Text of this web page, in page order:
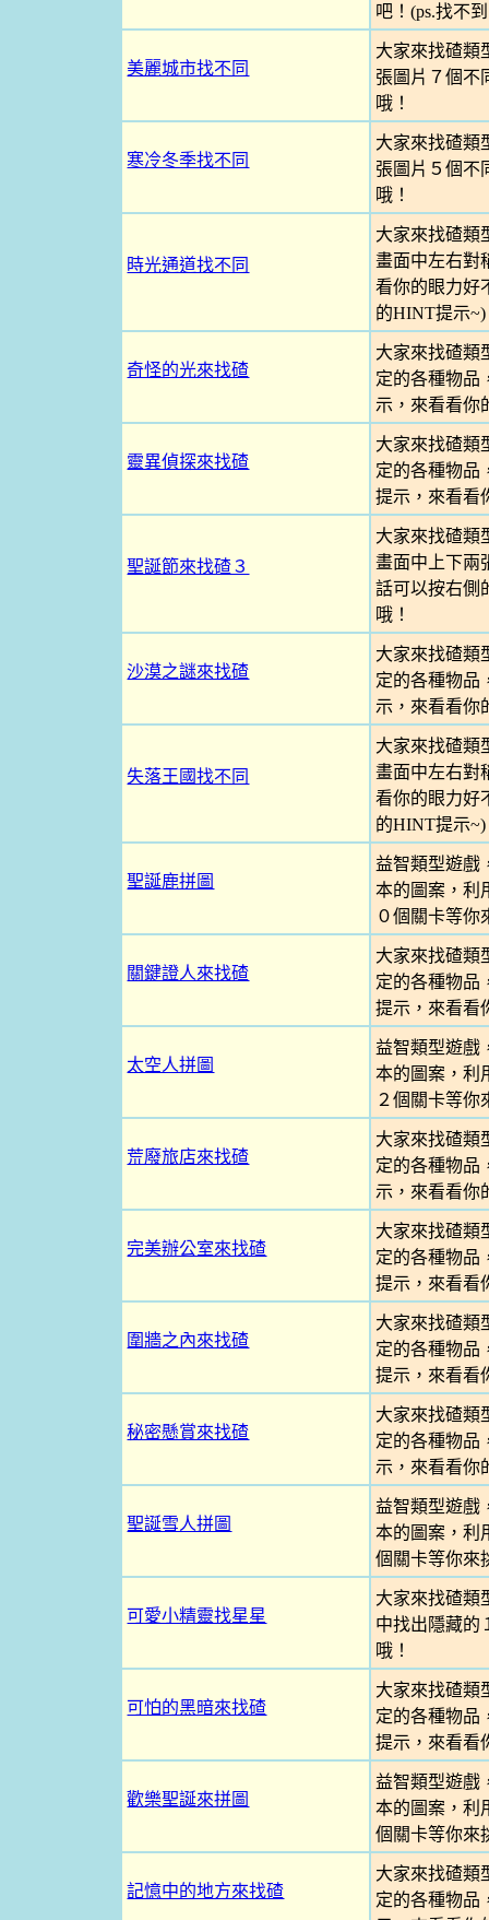
吧！(ps.找不
美麗城市找不同
大家來找碴類
張圖片７個不
哦！
寒冷冬季找不同
大家來找碴類
張圖片５個不
哦！
時光通道找不同
大家來找碴類
畫面中左右對
看你的眼力好
的HINT提示~)
奇怪的光來找碴
大家來找碴類
定的各種物品
示，來看看你
靈異偵探來找碴
大家來找碴類
定的各種物品
提示，來看看
聖誕節來找碴３
大家來找碴類
畫面中上下兩
話可以按右側
哦！
沙漠之謎來找碴
大家來找碴類
定的各種物品
示，來看看你
失落王國找不同
大家來找碴類
畫面中左右對
看你的眼力好
的HINT提示~)
聖誕鹿拼圖
益智類型遊戲
本的圖案，利
０個關卡等你
關鍵證人來找碴
大家來找碴類
定的各種物品
提示，來看看
太空人拼圖
益智類型遊戲
本的圖案，利
２個關卡等你
荒廢旅店來找碴
大家來找碴類
定的各種物品
示，來看看你
完美辦公室來找碴
大家來找碴類
定的各種物品
提示，來看看
圍牆之內來找碴
大家來找碴類
定的各種物品
提示，來看看
秘密懸賞來找碴
大家來找碴類
定的各種物品
示，來看看你
聖誕雪人拼圖
益智類型遊戲
本的圖案，利
個關卡等你來
可愛小精靈找星星
大家來找碴類
中找出隱藏的
哦！
可怕的黑暗來找碴
大家來找碴類
定的各種物品
提示，來看看
歡樂聖誕來拼圖
益智類型遊戲
本的圖案，利
個關卡等你來
記憶中的地方來找碴
大家來找碴類
定的各種物品